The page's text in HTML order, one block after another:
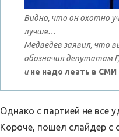
Видно, что он охотно
лучше…
Медведев заявил, что
обозначил депутатам
ине надо лезть в
Однако с партией не все
Короче, пошел слайдер с